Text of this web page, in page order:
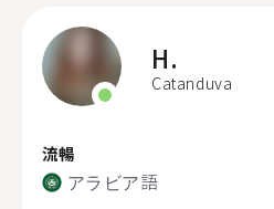
H.
Catanduva
流暢
アラビア語